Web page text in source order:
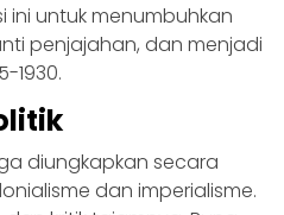
untuk menumbuhkan
penjajahan, dan menjadi
1930.
diungkapkan secara
dan imperialisme.